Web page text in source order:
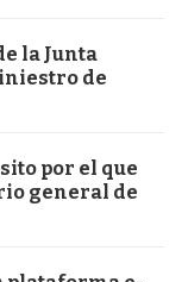
la Junta
de
por el que
general de